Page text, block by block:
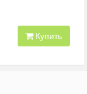
Купить